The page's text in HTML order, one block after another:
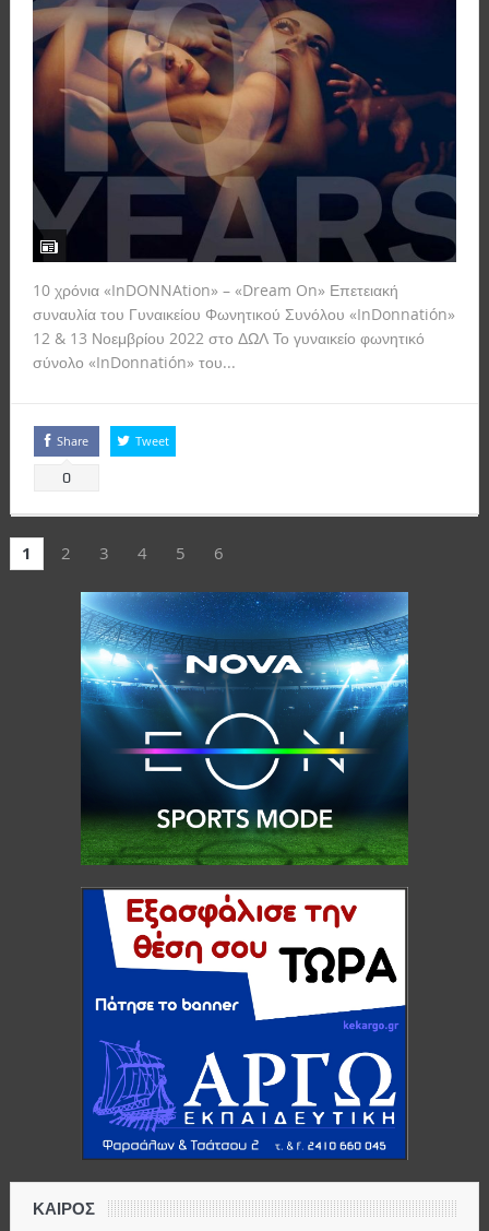
10 χρόνια «InDONNAtion» – «Dream On» Επετειακή
συναυλία του Γυναικείου Φωνητικού Συνόλου «InDonnatión»
12 & 13 Νοεμβρίου 2022 στο ΔΩΛ Το γυναικείο φωνητικό
σύνολο «InDonnatión» του...
Share
0
Tweet
1 2 3 4 5 6
ΚΑΙΡΟΣ